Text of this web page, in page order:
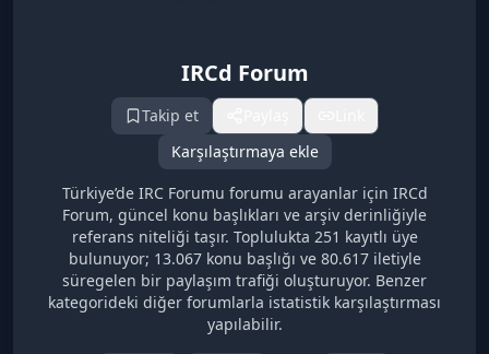
IRCd Forum
Takip et
Karşılaştırmaya ekle
Türkiye’de IRC Forumu forumu arayanlar için IRCd
Forum, güncel konu başlıkları ve arşiv derinliğiyle
referans niteliği taşır. Toplulukta 251 kayıtlı üye
bulunuyor; 13.067 konu başlığı ve 80.617 iletiyle
süregelen bir paylaşım trafiği oluşturuyor. Benzer
kategorideki diğer forumlarla istatistik karşılaştırması
yapılabilir.